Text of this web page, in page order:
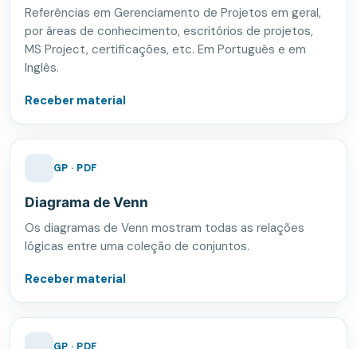
Referências em Gerenciamento de Projetos em geral,
por áreas de conhecimento, escritórios de projetos,
MS Project, certificações, etc. Em Português e em
Inglês.
Receber material
GP · PDF
Diagrama de Venn
Os diagramas de Venn mostram todas as relações
lógicas entre uma coleção de conjuntos.
Receber material